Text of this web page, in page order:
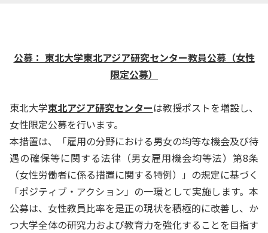
公募： 東北大学東北アジア研究センター教員公募（女性
限定公募）
東北大学東北アジア研究センターは教授ポストを増設し、
女性限定公募を行います。
本措置は、「雇用の分野における男女の均等な機会及び待
遇の確保等に関する法律（男女雇用機会均等法）第8条
（女性労働者に係る措置に関する特例）」の規定に基づく
「ポジティブ・アクション」の一環として実施します。本
公募は、女性教員比率を是正の現状を積極的に改善し、か
つ大学全体の研究力および教育力を強化することを目指す